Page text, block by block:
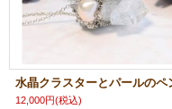
12,000円(税込)